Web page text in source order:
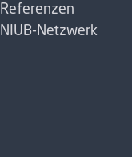
Referenzen
NIUB-Netzwerk